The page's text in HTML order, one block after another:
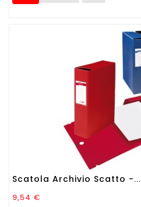
Scatola Archivio Scatto -...
Prezzo
9,54 €